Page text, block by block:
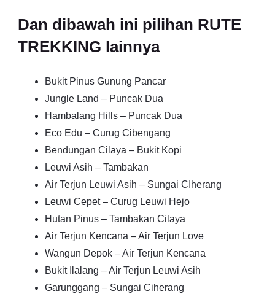
Dan dibawah ini pilihan RUTE
TREKKING lainnya
Bukit Pinus Gunung Pancar
Jungle Land – Puncak Dua
Hambalang Hills – Puncak Dua
Eco Edu – Curug Cibengang
Bendungan Cilaya – Bukit Kopi
Leuwi Asih – Tambakan
Air Terjun Leuwi Asih – Sungai CIherang
Leuwi Cepet – Curug Leuwi Hejo
Hutan Pinus – Tambakan Cilaya
Air Terjun Kencana – Air Terjun Love
Wangun Depok – Air Terjun Kencana
Bukit Ilalang – Air Terjun Leuwi Asih
Garunggang – Sungai Ciherang